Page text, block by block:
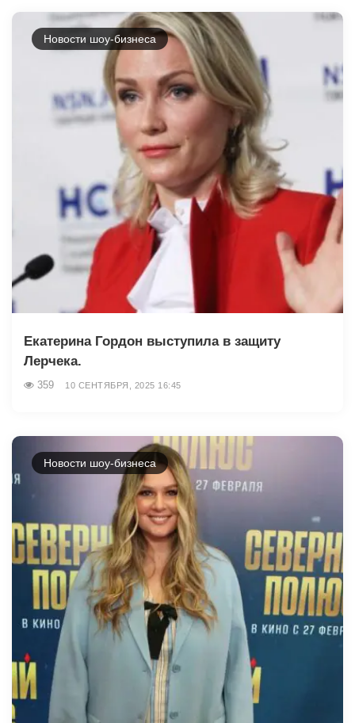
Новости шоу-бизнеса
Екатерина Гордон выступила в защиту
Лерчека.
359 10 СЕНТЯБРЯ, 2025 16:45
Новости шоу-бизнеса